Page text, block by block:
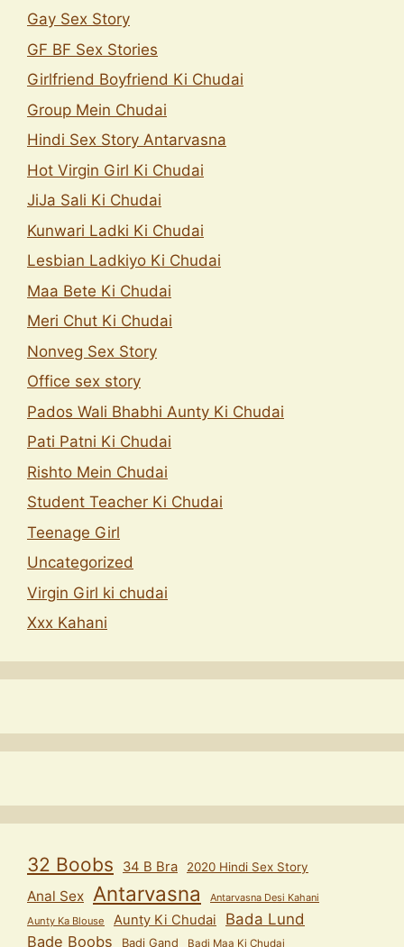
Gay Sex Story
GF BF Sex Stories
Girlfriend Boyfriend Ki Chudai
Group Mein Chudai
Hindi Sex Story Antarvasna
Hot Virgin Girl Ki Chudai
JiJa Sali Ki Chudai
Kunwari Ladki Ki Chudai
Lesbian Ladkiyo Ki Chudai
Maa Bete Ki Chudai
Meri Chut Ki Chudai
Nonveg Sex Story
Office sex story
Pados Wali Bhabhi Aunty Ki Chudai
Pati Patni Ki Chudai
Rishto Mein Chudai
Student Teacher Ki Chudai
Teenage Girl
Uncategorized
Virgin Girl ki chudai
Xxx Kahani
32 Boobs 34 B Bra 2020 Hindi Sex Story
Anal Sex Antarvasna
Antarvasna Desi Kahani
Aunty Ka Blouse
Aunty Ki Chudai
Bada Lund
Bade Boobs
Badi Gand Badi Maa Ki Chudai